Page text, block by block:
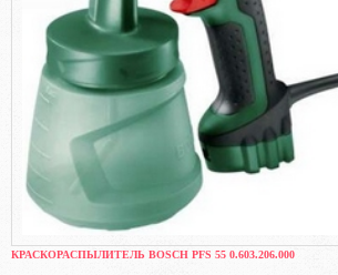
КРАСКОРАСПЫЛИТЕЛЬ BOSCH PFS 55 0.603.206.000